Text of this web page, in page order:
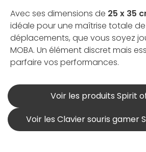
Avec ses dimensions de 25 x 35
idéale pour une maîtrise totale
déplacements, que vous soyez
MOBA. Un élément discret mais
parfaire vos performances.
Voir les produits Spirit
Voir les Clavier souris gamer